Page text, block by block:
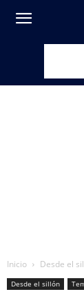
Inicio Desde el
Desde el sillón